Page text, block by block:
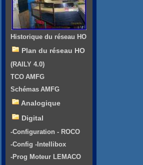
Historique du réseau HO
Plan du réseau HO
(RAILY 4.0)
TCO AMFG
Schémas AMFG
Analogique
Digital
-Configuration - ROCO
-Config -Intellibox
-Prog Moteur LEMACO